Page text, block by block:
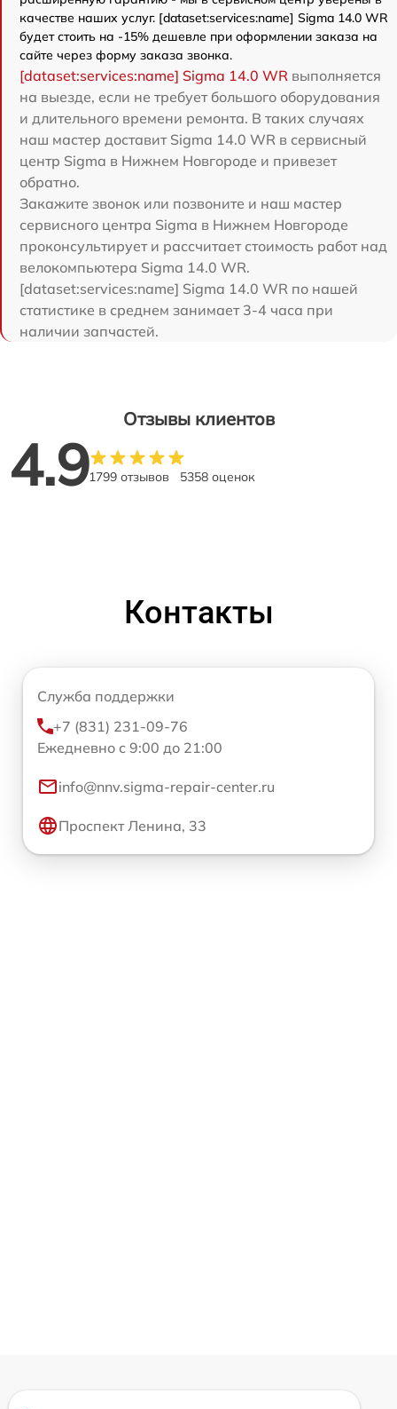
качестве наших услуг. [dataset:services:name] Sigma 14.0 WR
будет стоить на -15% дешевле при оформлении заказа на
сайте через форму заказа звонка.
[dataset:services:name] Sigma 14.0 WR выполняется
на выезде, если не требует большого оборудования
и длительного времени ремонта. В таких случаях
наш мастер доставит Sigma 14.0 WR в сервисный
центр Sigma в Нижнем Новгороде и привезет
обратно.
Закажите звонок или позвоните и наш мастер
сервисного центра Sigma в Нижнем Новгороде
проконсультирует и рассчитает стоимость работ над
велокомпьютера Sigma 14.0 WR.
[dataset:services:name] Sigma 14.0 WR по нашей
статистике в среднем занимает 3-4 часа при
наличии запчастей.
Отзывы клиентов
4.91799 отзывов 5358 оценок
Контакты
Служба поддержки
+7 (831) 231-09-76
Ежедневно с 9:00 до 21:00
info@nnv.sigma-repair-center.ru
Проспект Ленина, 33